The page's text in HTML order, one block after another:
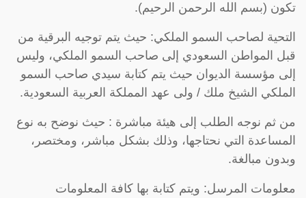
تكون (بسم الله الرحمن الرحيم).
التحية لصاحب السمو الملكي: حيث يتم توجيه البرقية من
قبل المواطن السعودي إلى صاحب السمو الملكي، وليس
إلى مؤسسة الديوان حيث يتم كتابة سيدي صاحب السمو
الملكي الشيخ ملك / ولى عهد المملكة العربية السعودية.
من ثم نوجه الطلب إلى هيئة مباشرة : حيث نوضح به نوع
المساعدة التي نحتاجها، وذلك بشكل مباشر، ومختصر،
وبدون مبالغة.
معلومات المرسل: ويتم كتابة بها كافة المعلومات